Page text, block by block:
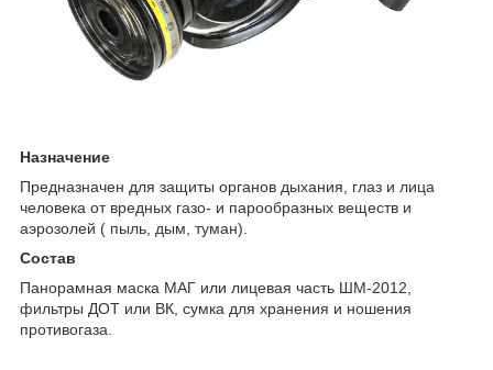
Назначение
Предназначен для защиты органов дыхания, глаз и лица
человека от вредных газо- и парообразных веществ и
аэрозолей ( пыль, дым, туман).
Состав
Панорамная маска МАГ или лицевая часть ШМ-2012,
фильтры ДОТ или ВК, сумка для хранения и ношения
противогаза.